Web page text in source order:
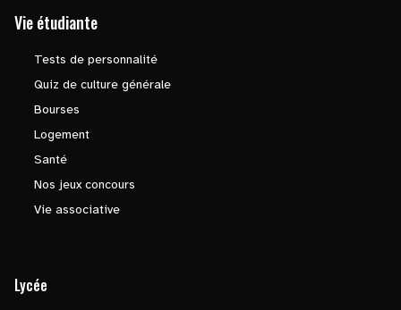
Vie étudiante
Tests de personnalité
Quiz de culture générale
Bourses
Logement
Santé
Nos jeux concours
Vie associative
Lycée